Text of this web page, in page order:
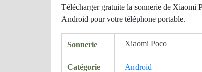
Télécharger gratuite la sonnerie de Xiaomi
Android pour votre téléphone portable.
Sonnerie Xiaomi Poco
Catégorie Android